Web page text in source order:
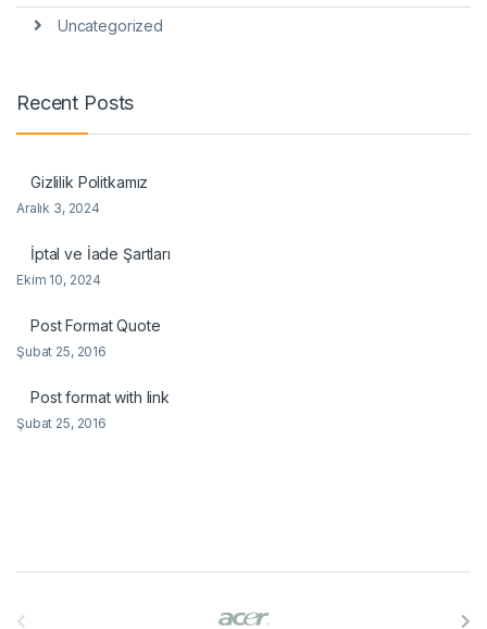
Uncategorized
Recent Posts
Gizlilik Politkamız
Aralık 3, 2024
İptal ve İade Şartları
Ekim 10, 2024
Post Format Quote
Şubat 25, 2016
Post format with link
Şubat 25, 2016